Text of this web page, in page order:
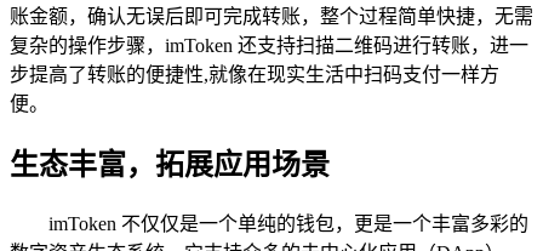
账金额，确认无误后即可完成转账，整个过程简单快捷，无需
复杂的操作步骤，imToken 还支持扫描二维码进行转账，进一
步提高了转账的便捷性,就像在现实生活中扫码支付一样方
便。
生态丰富，拓展应用场景
imToken 不仅仅是一个单纯的钱包，更是一个丰富多彩的